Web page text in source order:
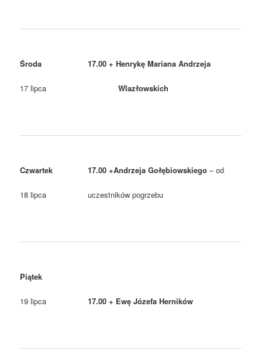
Środa
17 lipca
17.00 + Henrykę Mariana Andrzeja
Wlazłowskich
Czwartek
18 lipca
17.00 +Andrzeja Gołębiowskiego– od
uczestników pogrzebu
Piątek
19 lipca 17.00 + Ewę Józefa Herników